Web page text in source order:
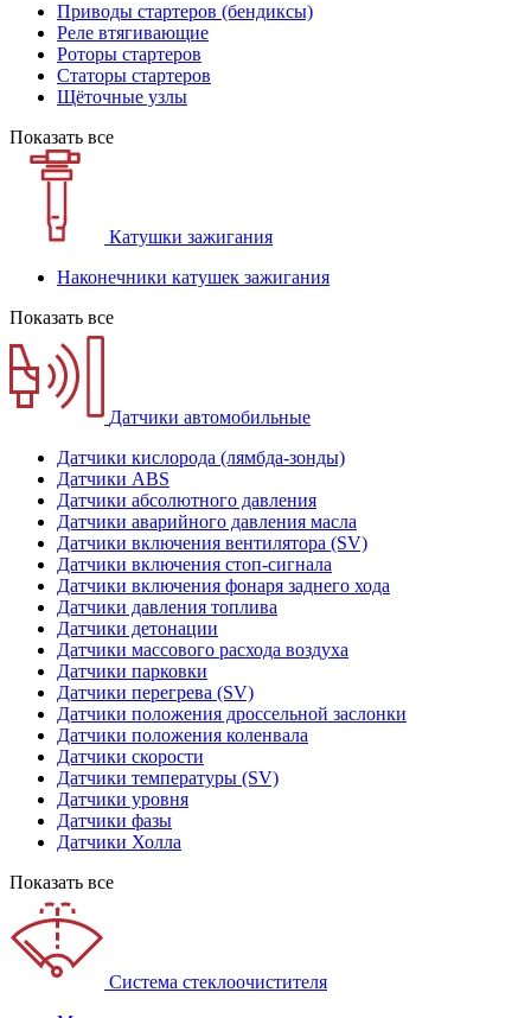
Приводы стартеров (бендиксы)
Реле втягивающие
Роторы стартеров
Статоры стартеров
Щёточные узлы
Показать все
Катушки зажигания
Наконечники катушек зажигания
Показать все
Датчики автомобильные
Датчики кислорода (лямбда-зонды)
Датчики ABS
Датчики абсолютного давления
Датчики аварийного давления масла
Датчики включения вентилятора (SV)
Датчики включения стоп-сигнала
Датчики включения фонаря заднего хода
Датчики давления топлива
Датчики детонации
Датчики массового расхода воздуха
Датчики парковки
Датчики перегрева (SV)
Датчики положения дроссельной заслонки
Датчики положения коленвала
Датчики скорости
Датчики температуры (SV)
Датчики уровня
Датчики фазы
Датчики Холла
Показать все
Система стеклоочистителя